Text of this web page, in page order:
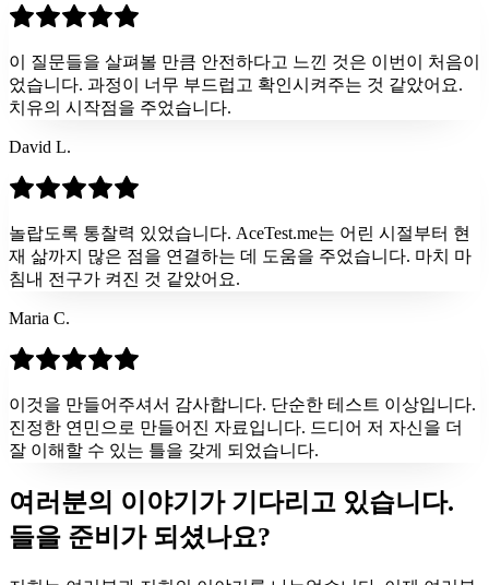
이 질문들을 살펴볼 만큼 안전하다고 느낀 것은 이번이 처음이
었습니다. 과정이 너무 부드럽고 확인시켜주는 것 같았어요.
치유의 시작점을 주었습니다.
David L.
놀랍도록 통찰력 있었습니다. AceTest.me는 어린 시절부터 현
재 삶까지 많은 점을 연결하는 데 도움을 주었습니다. 마치 마
침내 전구가 켜진 것 같았어요.
Maria C.
이것을 만들어주셔서 감사합니다. 단순한 테스트 이상입니다.
진정한 연민으로 만들어진 자료입니다. 드디어 저 자신을 더
잘 이해할 수 있는 틀을 갖게 되었습니다.
여러분의 이야기가 기다리고 있습니다.
들을 준비가 되셨나요?